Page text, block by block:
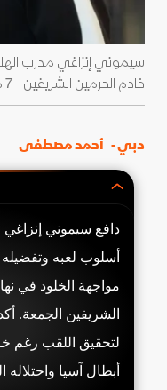
سيموني إنزاغي مدرب
خادم الحرمين الشريفين - 7 مايو 2026 - x@Alhilal_FC
دبي - أحمد مصطفى
دافع سيموني
أسلوب لعبه
مواجهة الخلود في
الشريفين الجمعة.
لتحقيق اللقب رغم
أبطال آسيا